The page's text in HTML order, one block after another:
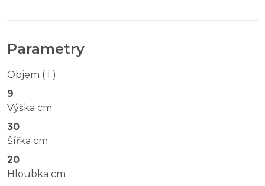
Parametry
Objem ( l )
9
Výška cm
30
Šířka cm
20
Hloubka cm